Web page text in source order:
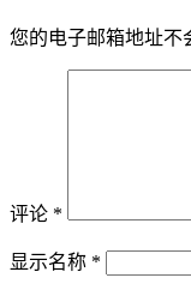
您的电子邮箱地址不
评论 *
显示名称 *